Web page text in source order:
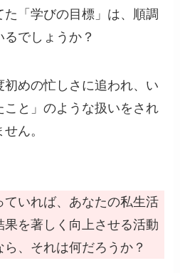
「学びの目標」は、順調
でしょうか？
めの忙しさに追われ、い
と」のような扱いをされ
ん。
ていれば、あなたの私生活
を著しく向上させる活動
、それは何だろうか？